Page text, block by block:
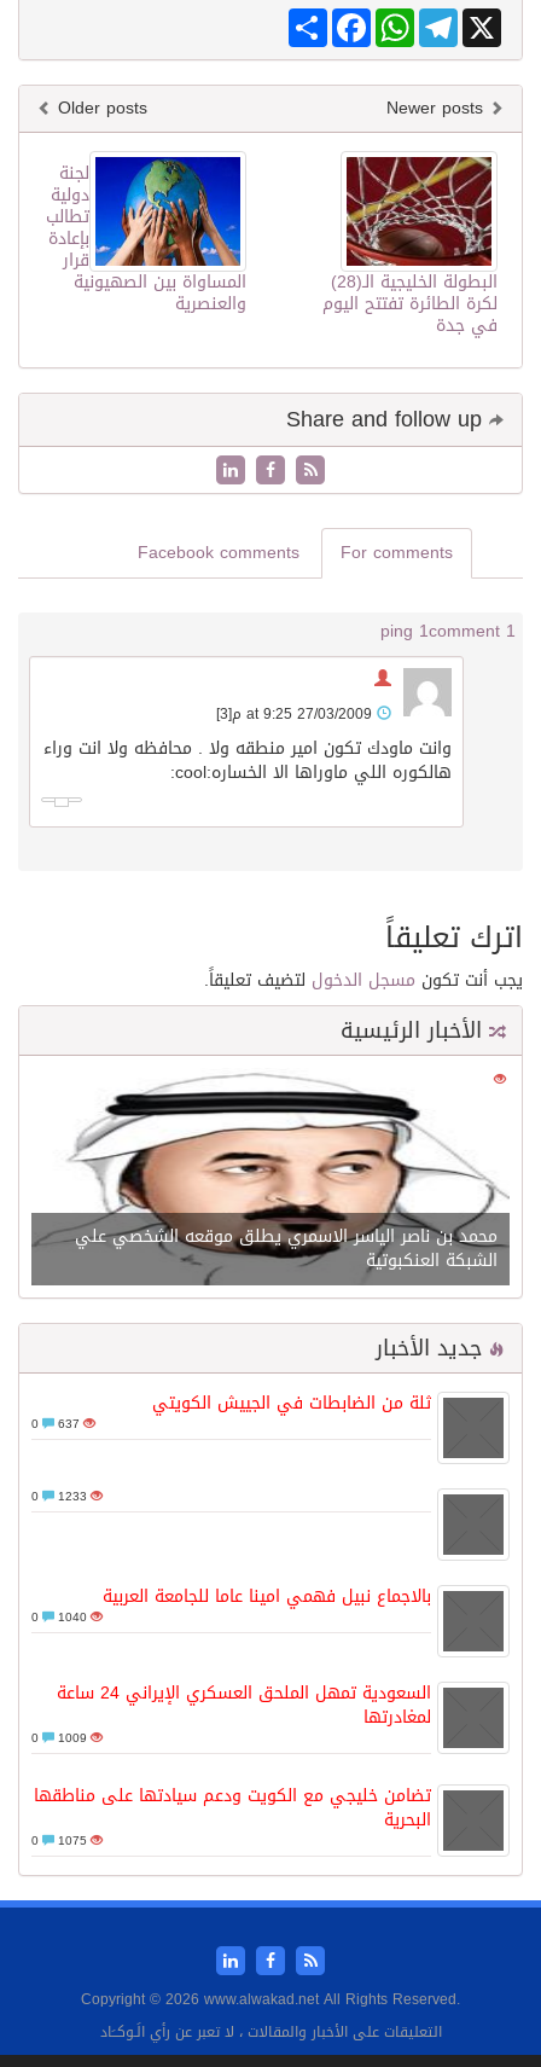
Share
FacebookWhatsAppTelegram X
Older posts
لجنة
دولية
تطالب
بإعادة
قرار
المساواة بين الصهيونية
والعنصرية
البطولة الخليجية الـ(28)
لكرة الطائرة تفتتح اليوم
في جدة
For comments
Facebook comments
1 comment
1 ping
[3]
وانت ماودك تكون امير منطقه ولا . محافظه ولا انت وراء
هالكوره اللي ماوراها الا الخساره:cool:
اترك تعليقاً
يجب أنت تكون مسجل الدخول لتضيف تعليقاً.
الأخبار الرئيسية
21621
محمد بن ناصر الياسر الاسمري يطلق موقعه الشخصي علي
الشبكة العنكبوتية
جديد الأخبار
ثلة من الضابطات في الجييش الكويتي
637
1233
بالاجماع نبيل فهمي امينا عاما للجامعة العربية
1040
السعودية تمهل الملحق العسكري الإيراني 24 ساعة
لمغادرتها
1009
تضامن خليجي مع الكويت ودعم سيادتها على مناطقها
البحرية
1075
Copyright © 2026 www.alwakad.net All Rights Reserved.
التعليقات على الأخبار والمقالات ، لا تعبر عن رأي الَـوكــَاد